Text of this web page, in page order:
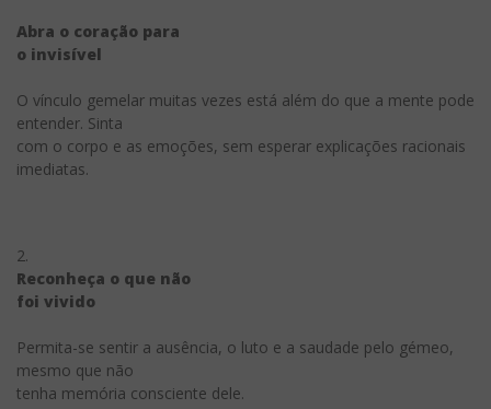
Abra o coração para
o invisível
O vínculo gemelar muitas vezes está além do que a mente pode
entender. Sinta
com o corpo e as emoções, sem esperar explicações racionais
imediatas.
2.
Reconheça o que não
foi vivido
Permita-se sentir a ausência, o luto e a saudade pelo gémeo,
mesmo que não
tenha memória consciente dele.